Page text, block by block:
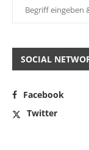
SOCIAL
Facebook
Twitter